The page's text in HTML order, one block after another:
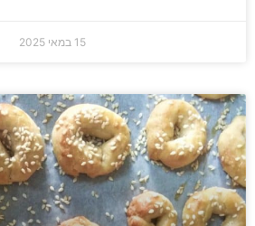
15 במאי 2025